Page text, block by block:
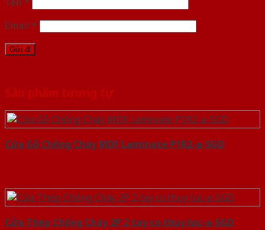
Email *
Sản phẩm tương tự
Cửa Gỗ Chống Cháy MDF Laminate P1R2-a-SGD
Cửa Thép Chống Cháy 2P 2 tay co thuy luc-a-SGD